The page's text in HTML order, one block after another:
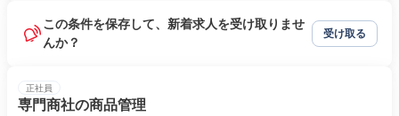
この条件を保存して、新着求人を受け取りませ
んか？
受け取る
正社員
専門商社の商品管理